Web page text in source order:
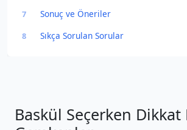
7 Sonuç ve Öneriler
8 Sıkça Sorulan Sorular
Baskül Seçerken Dikkat